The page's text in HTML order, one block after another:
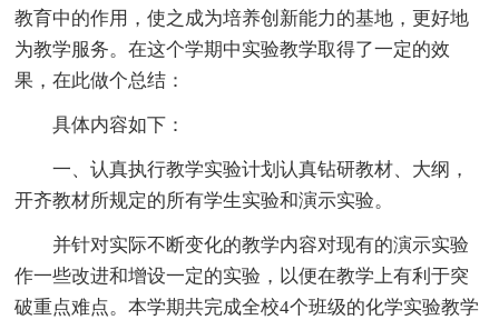
教育中的作用，使之成为培养创新能力的基地，更好地
为教学服务。在这个学期中实验教学取得了一定的效
果，在此做个总结：
具体内容如下：
一、认真执行教学实验计划认真钻研教材、大纲，
开齐教材所规定的所有学生实验和演示实验。
并针对实际不断变化的教学内容对现有的演示实验
作一些改进和增设一定的实验，以便在教学上有利于突
破重点难点。本学期共完成全校4个班级的化学实验教学